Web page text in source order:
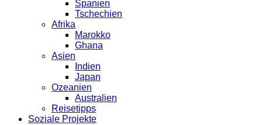
Spanien
Tschechien
Afrika
Marokko
Ghana
Asien
Indien
Japan
Ozeanien
Australien
Reisetipps
Soziale Projekte